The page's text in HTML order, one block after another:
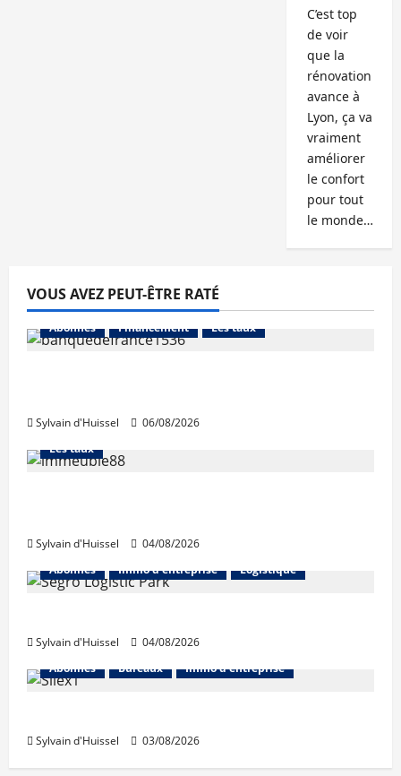
C’est top
de voir
que la
rénovation
avance à
Lyon, ça va
vraiment
améliorer
le confort
pour tout
le monde…
VOUS AVEZ PEUT-ÊTRE RATÉ
Abonnés Financement Les taux
Sylvain d'Huissel 06/08/2026
Abonnés Financement
Les taux
Sylvain d'Huissel
04/08/2026
Abonnés
Immo d'entreprise Logistique
Sylvain d'Huissel
04/08/2026
Abonnés
Bureaux Immo d'entreprise
Sylvain d'Huissel 03/08/2026